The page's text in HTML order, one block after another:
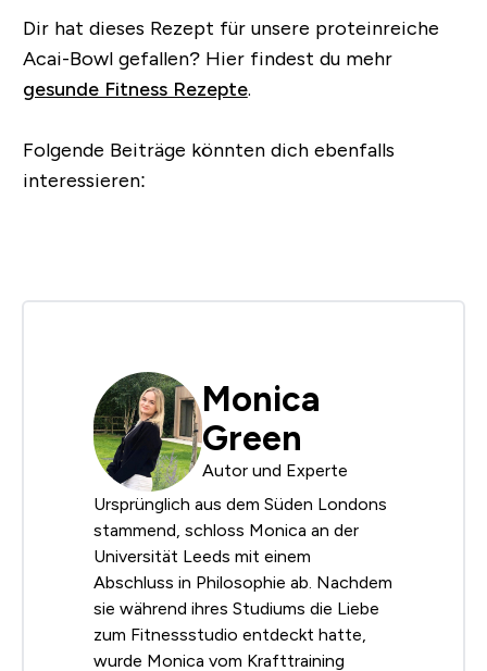
Dir hat dieses Rezept für unsere proteinreiche
Acai-Bowl gefallen?Hier findest du mehr
gesunde Fitness Rezepte.
Folgende Beiträge könnten dich ebenfalls
interessieren:
Monica
Green
Autor und Experte
Ursprünglich aus dem Süden Londons
stammend, schloss Monica an der
Universität Leeds mit einem
Abschluss in Philosophie ab. Nachdem
sie während ihres Studiums die Liebe
zum Fitnessstudio entdeckt hatte,
wurde Monica vom Krafttraining